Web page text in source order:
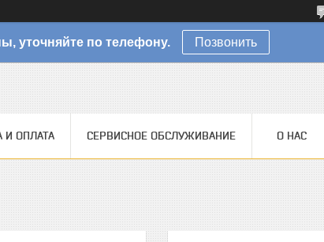
уточняйте по телефону. Позвонить
И ОПЛАТА СЕРВИСНОЕ ОБСЛУЖИВАНИЕ О НАС